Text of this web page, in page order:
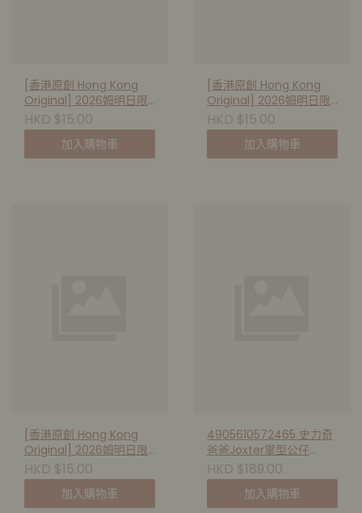
[香港原創 Hong Kong
Original] 2026姆明日限
量版明信片 - 姆明的夢境
233260
HKD $15.00
加入購物車
[香港原創 Hong Kong
Original] 2026姆明日限
量版明信片 - 發夢日常
233277
HKD $15.00
加入購物車
[香港原創 Hong Kong
Original] 2026姆明日限
量版明信片 - 雲朵白日夢
233246
HKD $15.00
加入購物車
4905610572465 史力奇
爸爸Joxter掌型公仔
(21cm)
HKD $189.00
加入購物車